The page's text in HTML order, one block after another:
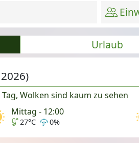
Urlaub
Wolken sind kaum zu sehen
Mittag - 12:00
27°C 0%